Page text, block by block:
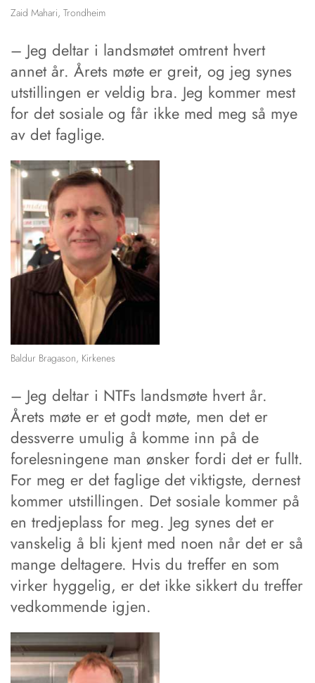
Zaid Mahari, Trondheim
– Jeg deltar i landsmøtet omtrent hvert
annet år. Årets møte er greit, og jeg synes
utstillingen er veldig bra. Jeg kommer mest
for det so­siale og får ­ikke med meg så mye
av det faglige.
Baldur Bragason, Kirkenes
– Jeg deltar i NTFs landsmøte hvert år.
Årets møte er et godt møte, men det er
dess­ver­re umulig å komme inn på de
forelesningene man øns­ker fordi det er fullt.
For meg er det fag­lige det viktigste, dernest
kommer utstillingen. Det so­siale kommer på
en tredjeplass for meg. Jeg synes det er
vans­ke­lig å bli kjent med ­noen når det er så
mange deltagere. Hvis du treffer en som
virker hyggelig, er det ­ikke sikkert du treffer
vedkommende igjen.